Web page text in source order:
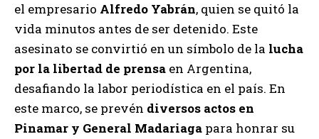
el empresario Alfredo Yabrán, quien se quitó la
vida minutos antes de ser detenido. Este
asesinato se convirtió en un símbolo de la lucha
por la libertad de prensa en Argentina,
desafiando la labor periodística en el país. En
este marco, se prevén diversos actos en
Pinamar y General Madariaga para honrar su